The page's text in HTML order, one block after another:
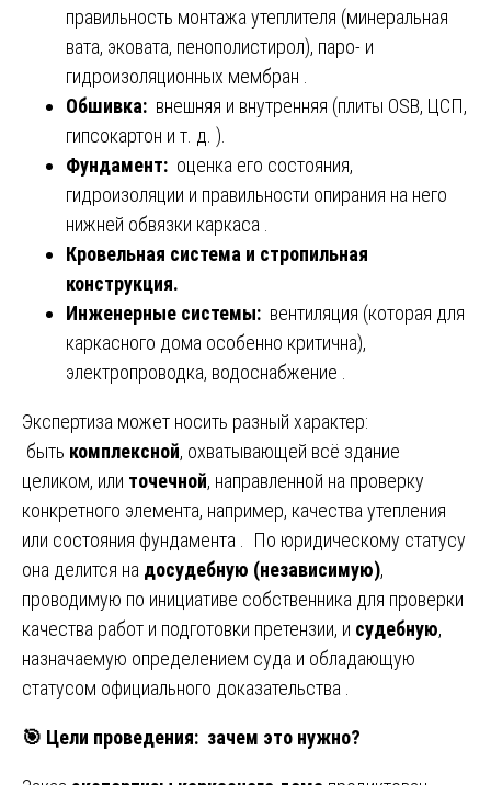
правильность монтажа утеплителя (минеральная
вата, эковата, пенополистирол), паро- и
гидроизоляционных мембран .
Обшивка: внешняя и внутренняя (плиты OSB, ЦСП,
гипсокартон и т. д. ).
Фундамент: оценка его состояния,
гидроизоляции и правильности опирания на него
нижней обвязки каркаса .
Кровельная система и стропильная
конструкция.
Инженерные системы: вентиляция (которая для
каркасного дома особенно критична),
электропроводка, водоснабжение .
Экспертиза может носить разный характер:
быть комплексной, охватывающей всё здание
целиком, или точечной, направленной на проверку
конкретного элемента, например, качества утепления
или состояния фундамента . По юридическому статусу
она делится на досудебную (независимую),
проводимую по инициативе собственника для проверки
качества работ и подготовки претензии, и судебную,
назначаемую определением суда и обладающую
статусом официального доказательства .
🎯 Цели проведения: зачем это нужно?